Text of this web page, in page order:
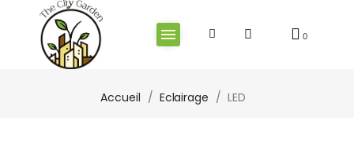
Accueil Eclairage LED